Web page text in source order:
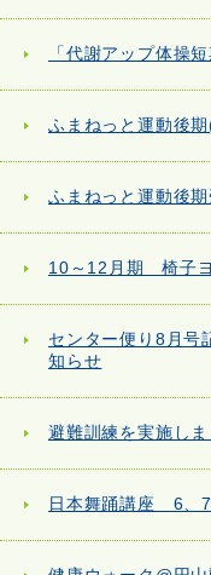
「代謝アップ体操
ふまねっと運動後
ふまねっと運動後
10～12月期 椅子ヨ
センター便り8月号
知らせ
避難訓練を実施しま
日本舞踊講座 6、